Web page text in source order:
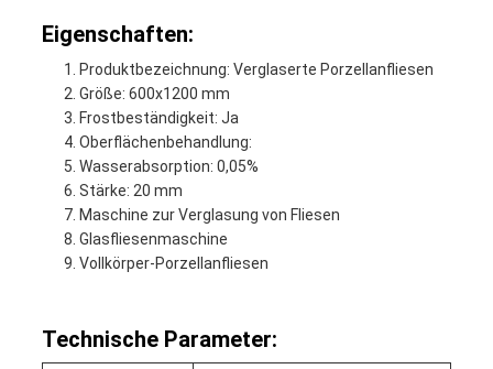
Eigenschaften:
Produktbezeichnung: Verglaserte Porzellanfliesen
Größe: 600x1200 mm
Frostbeständigkeit: Ja
Oberflächenbehandlung:
Wasserabsorption: 0,05%
Stärke: 20 mm
Maschine zur Verglasung von Fliesen
Glasfliesenmaschine
Vollkörper-Porzellanfliesen
Technische Parameter: